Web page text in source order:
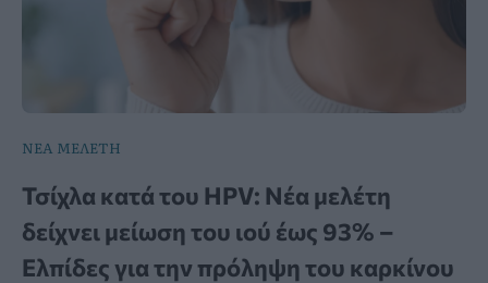
ΝΕΑ ΜΕΛΕΤΗ
Τσίχλα κατά του HPV: Νέα μελέτη
δείχνει μείωση του ιού έως 93% –
Ελπίδες για την πρόληψη του καρκίνου